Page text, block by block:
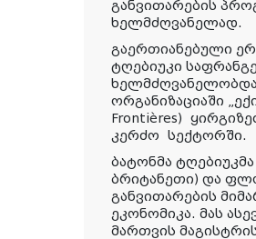
განვითარების
ხელმძღვანელად.
გაერთიანებული
ტღებიუკი
ორგანიზაციაში
Frontières)
კერძო სექტორში.
ბატონმა
ბრიტანეთი) და
განვითარების
ეკონომიკა. მას
მართვის